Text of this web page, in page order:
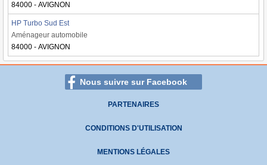
84000 - AVIGNON
HP Turbo Sud Est
Aménageur automobile
84000 - AVIGNON
Nous suivre sur Facebook
PARTENAIRES
CONDITIONS D'UTILISATION
MENTIONS LÉGALES